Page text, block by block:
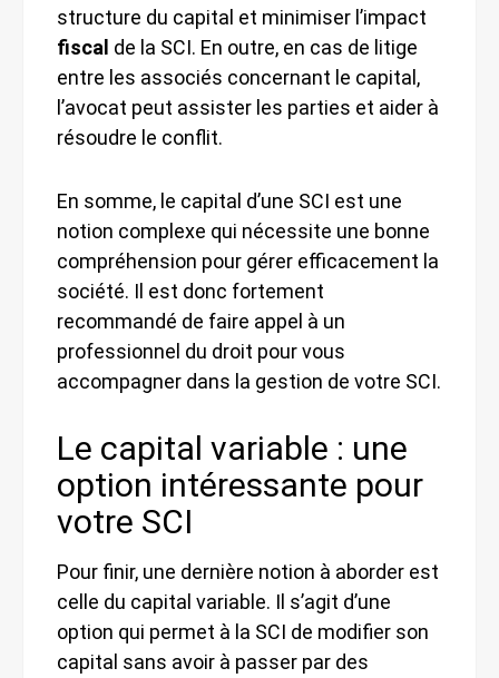
structure du capital et minimiser l’impact
fiscal de la SCI. En outre, en cas de litige
entre les associés concernant le capital,
l’avocat peut assister les parties et aider à
résoudre le conflit.
En somme, le capital d’une SCI est une
notion complexe qui nécessite une bonne
compréhension pour gérer efficacement la
société. Il est donc fortement
recommandé de faire appel à un
professionnel du droit pour vous
accompagner dans la gestion de votre SCI.
Le capital variable : une
option intéressante pour
votre SCI
Pour finir, une dernière notion à aborder est
celle du capital variable. Il s’agit d’une
option qui permet à la SCI de modifier son
capital sans avoir à passer par des